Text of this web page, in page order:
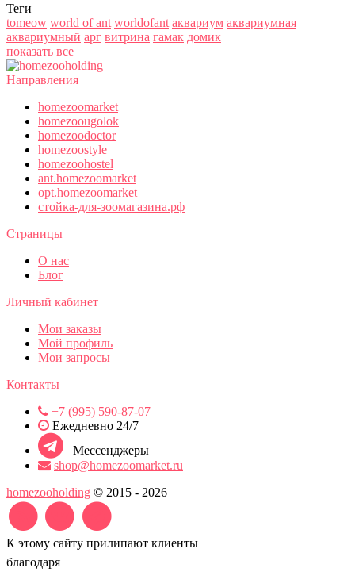
Теги
tomeow world of ant worldofant аквариум аквариумная
аквариумный арг витрина гамак домик
показать все
Направления
homezoomarket
homezoougolok
homezoodoctor
homezoostyle
homezoohostel
ant.homezoomarket
opt.homezoomarket
стойка-для-зоомагазина.рф
Страницы
О нас
Блог
Личный кабинет
Мои заказы
Мой профиль
Мои запросы
Контакты
+7 (995) 590-87-07
Ежедневно 24/7
Мессенджеры
shop@homezoomarket.ru
homezooholding © 2015 - 2026
К этому сайту прилипают клиенты
благодаря